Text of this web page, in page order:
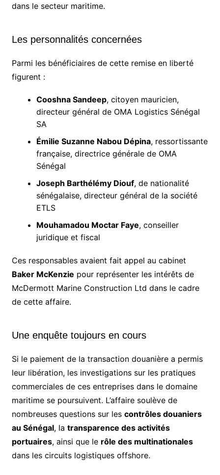
dans le secteur maritime.
Les personnalités concernées
Parmi les bénéficiaires de cette remise en liberté
figurent :
Cooshna Sandeep, citoyen mauricien,
directeur général de OMA Logistics Sénégal
SA
Émilie Suzanne Nabou Dépina, ressortissante
française, directrice générale de OMA
Sénégal
Joseph Barthélémy Diouf, de nationalité
sénégalaise, directeur général de la société
ETLS
Mouhamadou Moctar Faye, conseiller
juridique et fiscal
Ces responsables avaient fait appel au cabinet
Baker McKenzie pour représenter les intérêts de
McDermott Marine Construction Ltd dans le cadre
de cette affaire.
Une enquête toujours en cours
Si le paiement de la transaction douanière a permis
leur libération, les investigations sur les pratiques
commerciales de ces entreprises dans le domaine
maritime se poursuivent. L’affaire soulève de
nombreuses questions sur les contrôles douaniers
au Sénégal, la transparence des activités
portuaires, ainsi que le rôle des multinationales
dans les circuits logistiques offshore.